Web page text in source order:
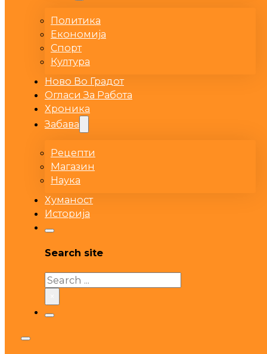
Политика
Економија
Спорт
Култура
Ново Во Градот
Огласи За Работа
Хроника
Забава
Рецепти
Магазин
Наука
Хуманост
Историја
Search site
Search